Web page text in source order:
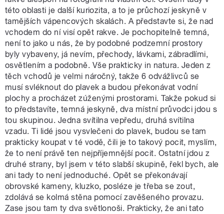
této oblasti je další kuriozita, a to je průchozí jeskyně v
tamějších vápencových skalách. A představte si, že nad
vchodem do ní visí opět rakve. Je pochopitelně temná,
není to jako u nás, že by podobné podzemní prostory
byly vybaveny, já nevím, přechody, lávkami, zábradlími,
osvětlením a podobně. Vše prakticky in natura. Jeden z
těch vchodů je velmi náročný, takže 6 odvážlivců se
musí svléknout do plavek a budou překonávat vodní
plochy a procházet zúženými prostorami. Takže pokud si
to představíte, temná jeskyně, dva místní průvodci jdou s
tou skupinou. Jedna svítilna vepředu, druhá svítilna
vzadu. Ti lidé jsou vysvlečeni do plavek, budou se tam
prakticky koupat v té vodě, čili je to takový pocit, myslím,
že to není právě ten nejpříjemnější pocit. Ostatní jdou z
druhé strany, byl jsem v této slabší skupině, řekl bych, ale
ani tady to není jednoduché. Opět se překonávají
obrovské kameny, kluzko, posléze je třeba se zout,
zdolává se kolmá stěna pomocí zavěšeného provazu.
Zase jsou tam ty dva světlonoši. Prakticky, že ani tato